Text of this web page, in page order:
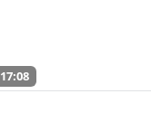
17:08